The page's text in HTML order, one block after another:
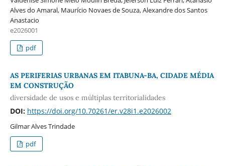
Alves do Amaral, Maurício Novaes de Souza, Alexandre dos Santos
Anastacio
e2026001
pdf
AS PERIFERIAS URBANAS EM ITABUNA-BA, CIDADE MÉDIA
EM CONSTRUÇÃO
diversidade de usos e múltiplas territorialidades
DOI: https://doi.org/10.70261/er.v28i1.e2026002
Gilmar Alves Trindade
pdf